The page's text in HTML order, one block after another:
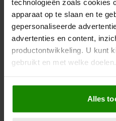
technologieën zoals cookies
apparaat op te slaan en te
gepersonaliseerde
advertenties en content,
productontwikkeling. U kunt
gebruikt en met welke doelen.
Als u het toestaat, willen we
Informatie
locatie, die tot een paar
Alles